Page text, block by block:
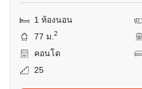
1 ห้องนอน
77 ม.2
คอนโด
25